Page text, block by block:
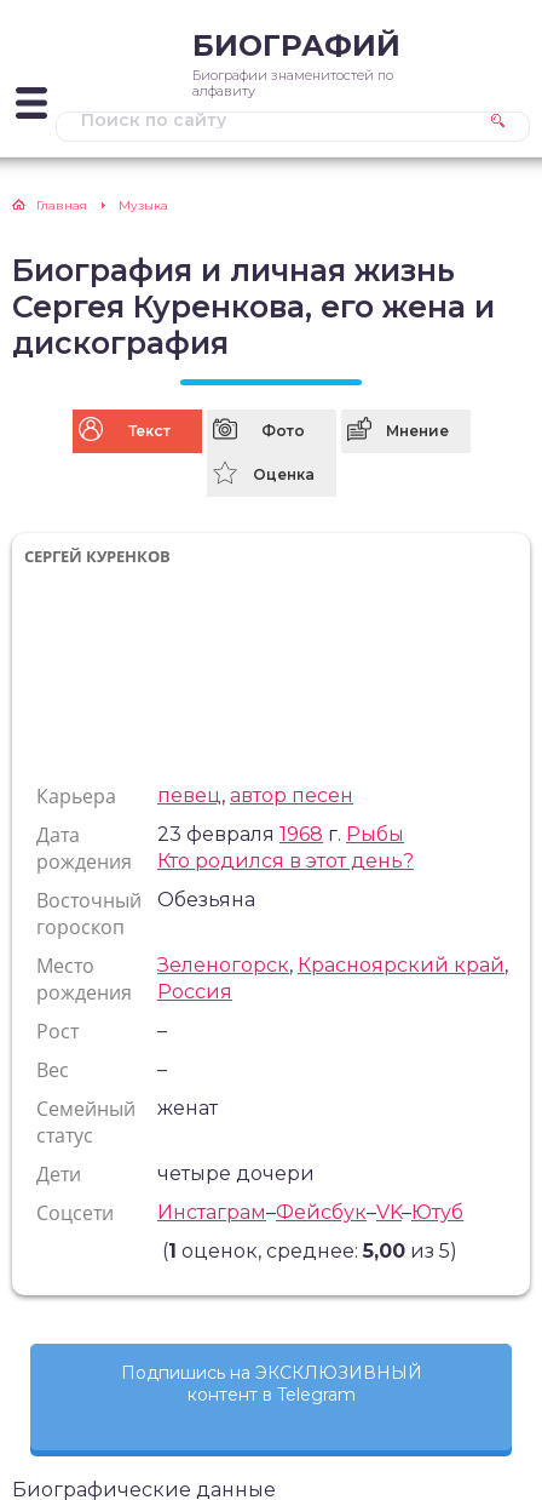
БИОГРАФИЙ
Биографии знаменитостей по
алфавиту
Главная Музыка
Биография и личная жизнь
Сергея Куренкова, его жена и
дискография
Текст Фото Мнение
Оценка
СЕРГЕЙ КУРЕНКОВ
Карьера певец, автор песен
Дата
рождения
23 февраля 1968 г. Рыбы
Кто родился в этот день?
Восточный
гороскоп
Обезьяна
Место
рождения
Зеленогорск, Красноярский край,
Россия
Рост –
Вес –
Семейный
статус
женат
Дети четыре дочери
Соцсети Инстаграм–Фейсбук–VK–Ютуб
(1 оценок, среднее:5,00 из 5)
Подпишись на ЭКСКЛЮЗИВНЫЙ
контент в Telegram
Биографические данные